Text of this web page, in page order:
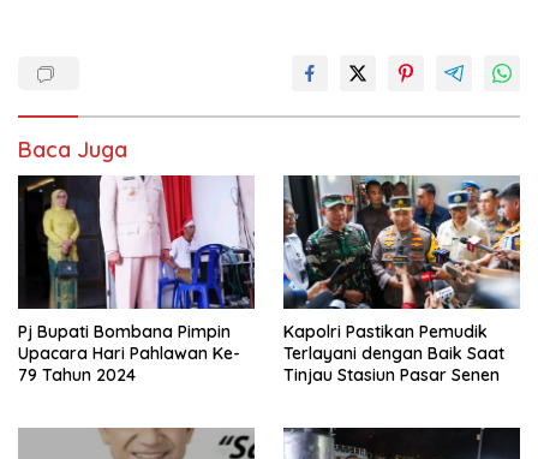
Baca Juga
Pj Bupati Bombana Pimpin
Upacara Hari Pahlawan Ke-
79 Tahun 2024
Kapolri Pastikan Pemudik
Terlayani dengan Baik Saat
Tinjau Stasiun Pasar Senen